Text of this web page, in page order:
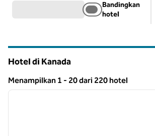
Bandingkan
hotel
Hotel di Kanada
Menampilkan 1 - 20 dari 220 hotel
Menampilkan 220 hotel
1 dari 12